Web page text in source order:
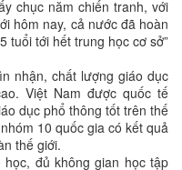
chục năm chiến tranh, với
hôm nay, cả nước đã hoàn
tuổi tới hết trung học cơ sở”
nhận, chất lượng giáo dục
Việt Nam được quốc tế
dục phổ thông tốt trên thế
10 quốc gia có kết quả
thế giới.
đủ không gian học tập